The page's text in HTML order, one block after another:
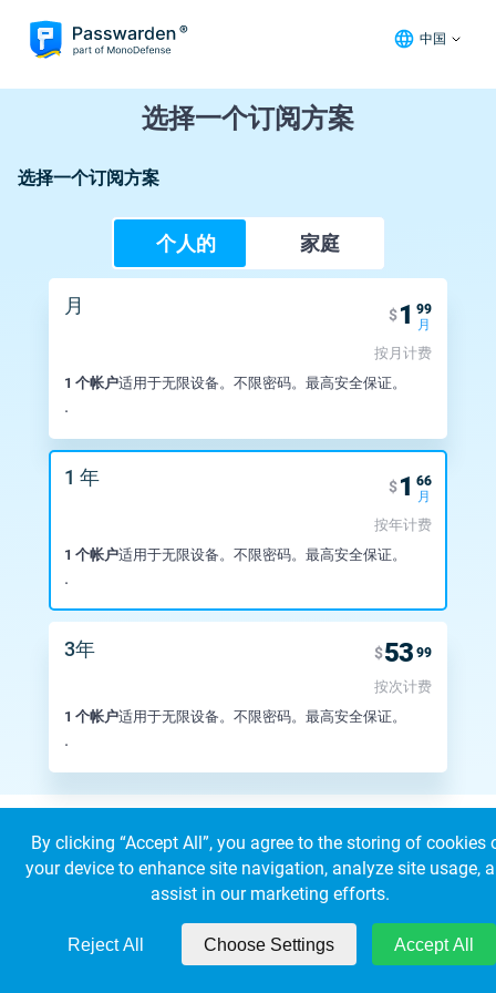
中国
个人的 家庭
选择一个订阅方案
选择一个订阅方案
月 $ 1 99
月
按月计费
1 个帐户适用于无限设备。不限密码。最高安全保证。
.
1 年 $ 1 66
月
按年计费
1 个帐户适用于无限设备。不限密码。最高安全保证。
.
3年 $53 99
按次计费
1 个帐户适用于无限设备。不限密码。最高安全保证。
.
© 2026 KeepSolid Inc. 保留所有权利。
所有产品名称、徽标和品牌都是其各自所有者的财产
美国347 第五大道套房1402-419 New York，NY，10016
By clicking “Accept All”, you agree to the storing of cookies
your device to enhance site navigation, analyze site usage,
assist in our marketing efforts.
Reject All Choose Settings Accept All